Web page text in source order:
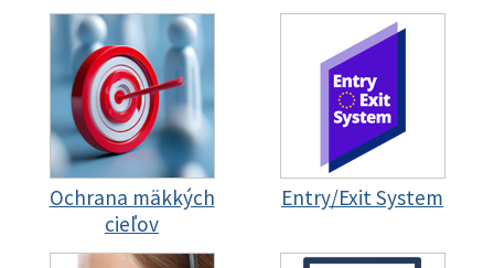
Ochrana mäkkých
cieľov
Entry/Exit System